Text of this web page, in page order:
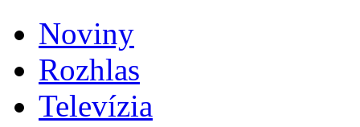
Noviny
Rozhlas
Televízia